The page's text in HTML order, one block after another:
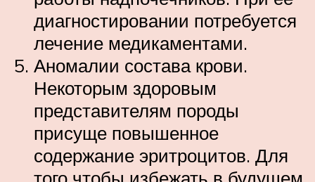
диагностировании потребуется
лечение медикаментами.
Аномалии состава крови.
Некоторым здоровым
представителям породы
присуще повышенное
содержание эритроцитов. Для